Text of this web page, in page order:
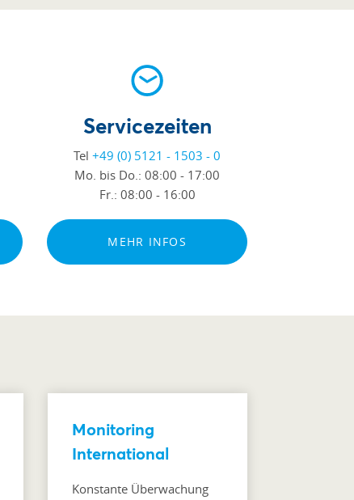
Servicezeiten
Tel+49 (0) 5121 - 1503 - 0
Mo. bis Do.:08:00 - 17:00
Fr.: 08:00 - 16:00
MEHR INFOS
Monitoring
International
Konstante Überwachung